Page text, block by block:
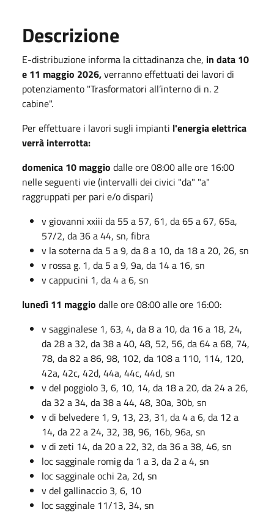
Descrizione
E-distribuzione informa la cittadinanza che, in data 10
e 11 maggio 2026,verranno effettuati dei lavori di
potenziamento "Trasformatori all’interno di n. 2
cabine".
Per effettuare i lavori sugli impianti l'energia elettrica
verrà interrotta:
domenica 10 maggio dalle ore 08:00 alle ore 16:00
nelle seguenti vie (intervalli dei civici "da" "a"
raggruppati per pari e/o dispari)
v giovanni xxiii da 55 a 57, 61, da 65 a 67, 65a,
57/2, da 36 a 44, sn, fibra
v la soterna da 5 a 9, da 8 a 10, da 18 a 20, 26, sn
v rossa g. 1, da 5 a 9, 9a, da 14 a 16, sn
v cappucini 1, da 4 a 6, sn
lunedì 11 maggio dalle ore 08:00 alle ore 16:00:
v sagginalese 1, 63, 4, da 8 a 10, da 16 a 18, 24,
da 28 a 32, da 38 a 40, 48, 52, 56, da 64 a 68, 74,
78, da 82 a 86, 98, 102, da 108 a 110, 114, 120,
42a, 42c, 42d, 44a, 44c, 44d, sn
v del poggiolo 3, 6, 10, 14, da 18 a 20, da 24 a 26,
da 32 a 34, da 38 a 44, 48, 30a, 30b, sn
v di belvedere 1, 9, 13, 23, 31, da 4 a 6, da 12 a
14, da 22 a 24, 32, 38, 96, 16b, 96a, sn
v di zeti 14, da 20 a 22, 32, da 36 a 38, 46, sn
loc sagginale romig da 1 a 3, da 2 a 4, sn
loc sagginale ochi 2a, 2d, sn
v del gallinaccio 3, 6, 10
loc sagginale 11/13, 34, sn